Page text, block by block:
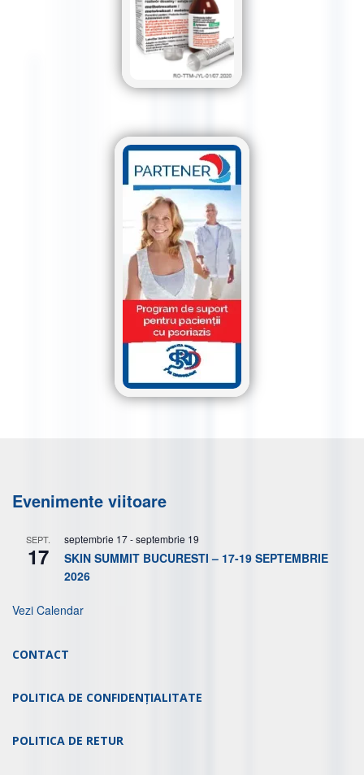
Evenimente viitoare
SEPT.
17
septembrie 17-septembrie 19
SKIN SUMMIT BUCURESTI – 17-19 SEPTEMBRIE
2026
Vezi Calendar
CONTACT
POLITICA DE CONFIDENȚIALITATE
POLITICA DE RETUR